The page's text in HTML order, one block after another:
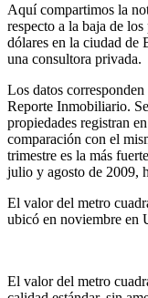
Aquí compartimos la
respecto a la baja de
dólares en la ciudad de
una consultora privada.
Los datos
Reporte Inmobiliario.
propiedades registran
comparación con el
trimestre es la más
julio y agosto de 2009,
El valor del metro
ubicó en noviembre en
El valor del metro